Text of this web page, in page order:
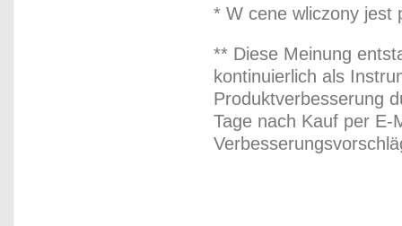
* W cene wliczony jest
** Diese Meinung
kontinuierlich als
Produktverbesserung
Tage nach Kauf per E-